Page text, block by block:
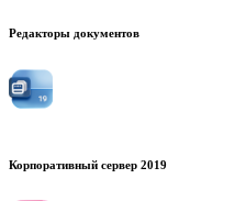
Редакторы документов
Корпоративный сервер 2019